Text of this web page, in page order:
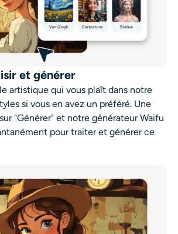
et générer
artistique qui vous plaît dans notre
si vous en avez un préféré. Une
"Générer" et notre générateur Waifu
pour traiter et générer ce